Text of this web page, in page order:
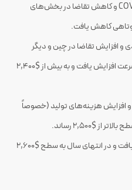
: به دلیل بحران پاندمی COVID-19 و کاهش تقاضا در بخش‌های
کاهش یافت.
و افزایش تقاضا در چین و دیگر
بازارهای بزرگ، قیمت آلومینیوم به سرعت افزایش یافت و به بیش از $2,400
افزایش هزینه‌های تولید (خصوصاً
$2,500 رساند.
: روند قیمت آلومینیوم ادامه یافت و در انتهای سال به سطح $2,600